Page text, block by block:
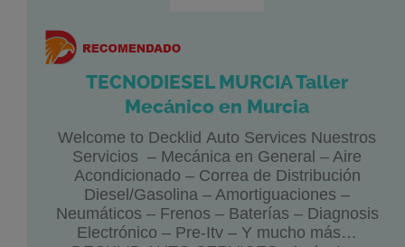
TECNODIESEL MURCIA Taller
Mecánico en Murcia
Welcome to Decklid Auto Services Nuestros
Servicios – Mecánica en General – Aire
Acondicionado – Correa de Distribución
Diesel/Gasolina – Amortiguaciones –
Neumáticos – Frenos – Baterías – Diagnosis
Electrónico – Pre-Itv – Y mucho más…